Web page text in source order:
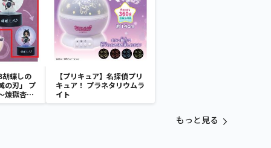
胡蝶しの
の刃」 プ
煉獄杏寿
【プリキュア】名探偵プリ
キュア！ プラネタリウムラ
イト
もっと見る